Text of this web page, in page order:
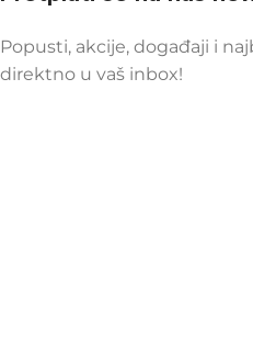
Popusti, akcije, događaji i
direktno u vaš inbox!